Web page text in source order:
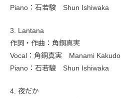
Piano：石若駿 Shun Ishiwaka
3. Lantana
作詞・作曲：角銅真実
Vocal：角銅真実 Manami Kakudo
Piano：石若駿 Shun Ishiwaka
4. 夜だか